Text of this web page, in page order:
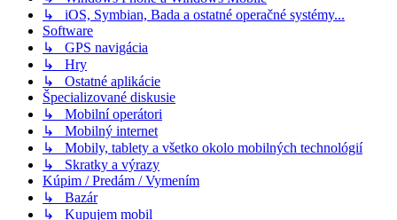
↳ iOS, Symbian, Bada a ostatné operačné systémy...
Software
↳ GPS navigácia
↳ Hry
↳ Ostatné aplikácie
Špecializované diskusie
↳ Mobilní operátori
↳ Mobilný internet
↳ Mobily, tablety a všetko okolo mobilných technológií
↳ Skratky a výrazy
Kúpim / Predám / Vymením
↳ Bazár
↳ Kupujem mobil